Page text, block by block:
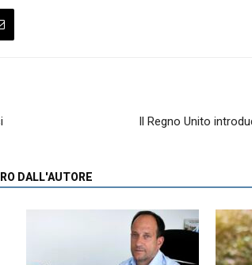
Il Regno Unito
DALL'AUTORE